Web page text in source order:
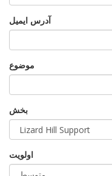
آدرس ایمیل
موضوع
بخش
اولویت